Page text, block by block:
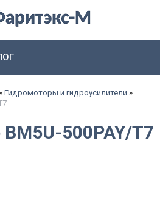
» Гидромоторы и гидроусилители »
500PAY/T7